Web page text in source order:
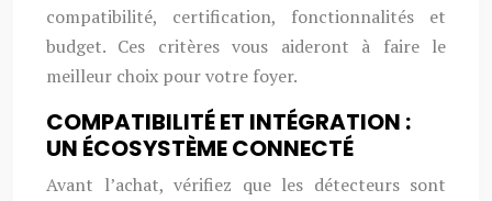
compatibilité, certification, fonctionnalités et
budget. Ces critères vous aideront à faire le
meilleur choix pour votre foyer.
COMPATIBILITÉ ET INTÉGRATION :
UN ÉCOSYSTÈME CONNECTÉ
Avant l’achat, vérifiez que les détecteurs sont